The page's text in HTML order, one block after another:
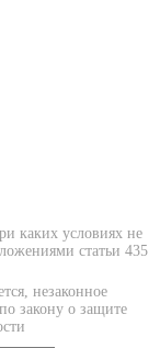
каких условиях не
статьи 435
незаконное
закону о защите